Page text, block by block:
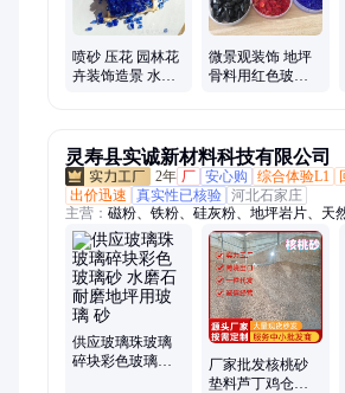
喷砂 压花 园林花
卉装饰造景 水磨
微景观装饰 地坪
骨料用红色玻璃
灵寿县实诚新材料科技有限公司
2年 厂 安心购 综合体验L1
出价迅速
真实性已核验 河北石家庄
主营： 磁粉、铁粉、硅灰粉、地坪岩片、天
金玉明沙、天然石子、火山石、竹粉、贝壳
雨花石、石子、营养土
供应玻璃珠玻璃
碎块彩色玻璃砂
厂家批发核桃砂
垫料芦丁鸡仓鼠